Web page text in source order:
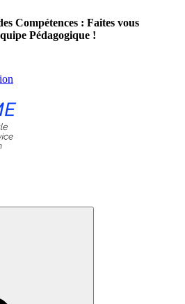
Compétences : Faites vous
Pédagogique !